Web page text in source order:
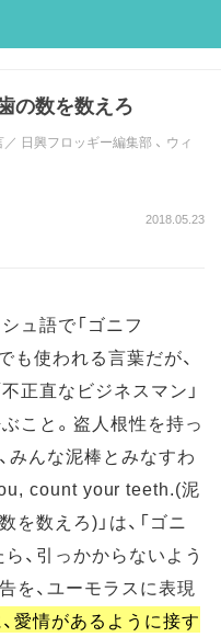
の数を数えろ
日興フロッギー編集部 、 ウィ
2018.05.23
ュ語で「ゴニフ
も使われる言葉だが、
正直なビジネスマン」
ぶこと。盗人根性を持っ
みんな泥棒とみなすわ
count your teeth.(泥
数えろ)」は、「ゴニ
、引っかからないよう
を、ユーモラスに表現
愛情があるように接す